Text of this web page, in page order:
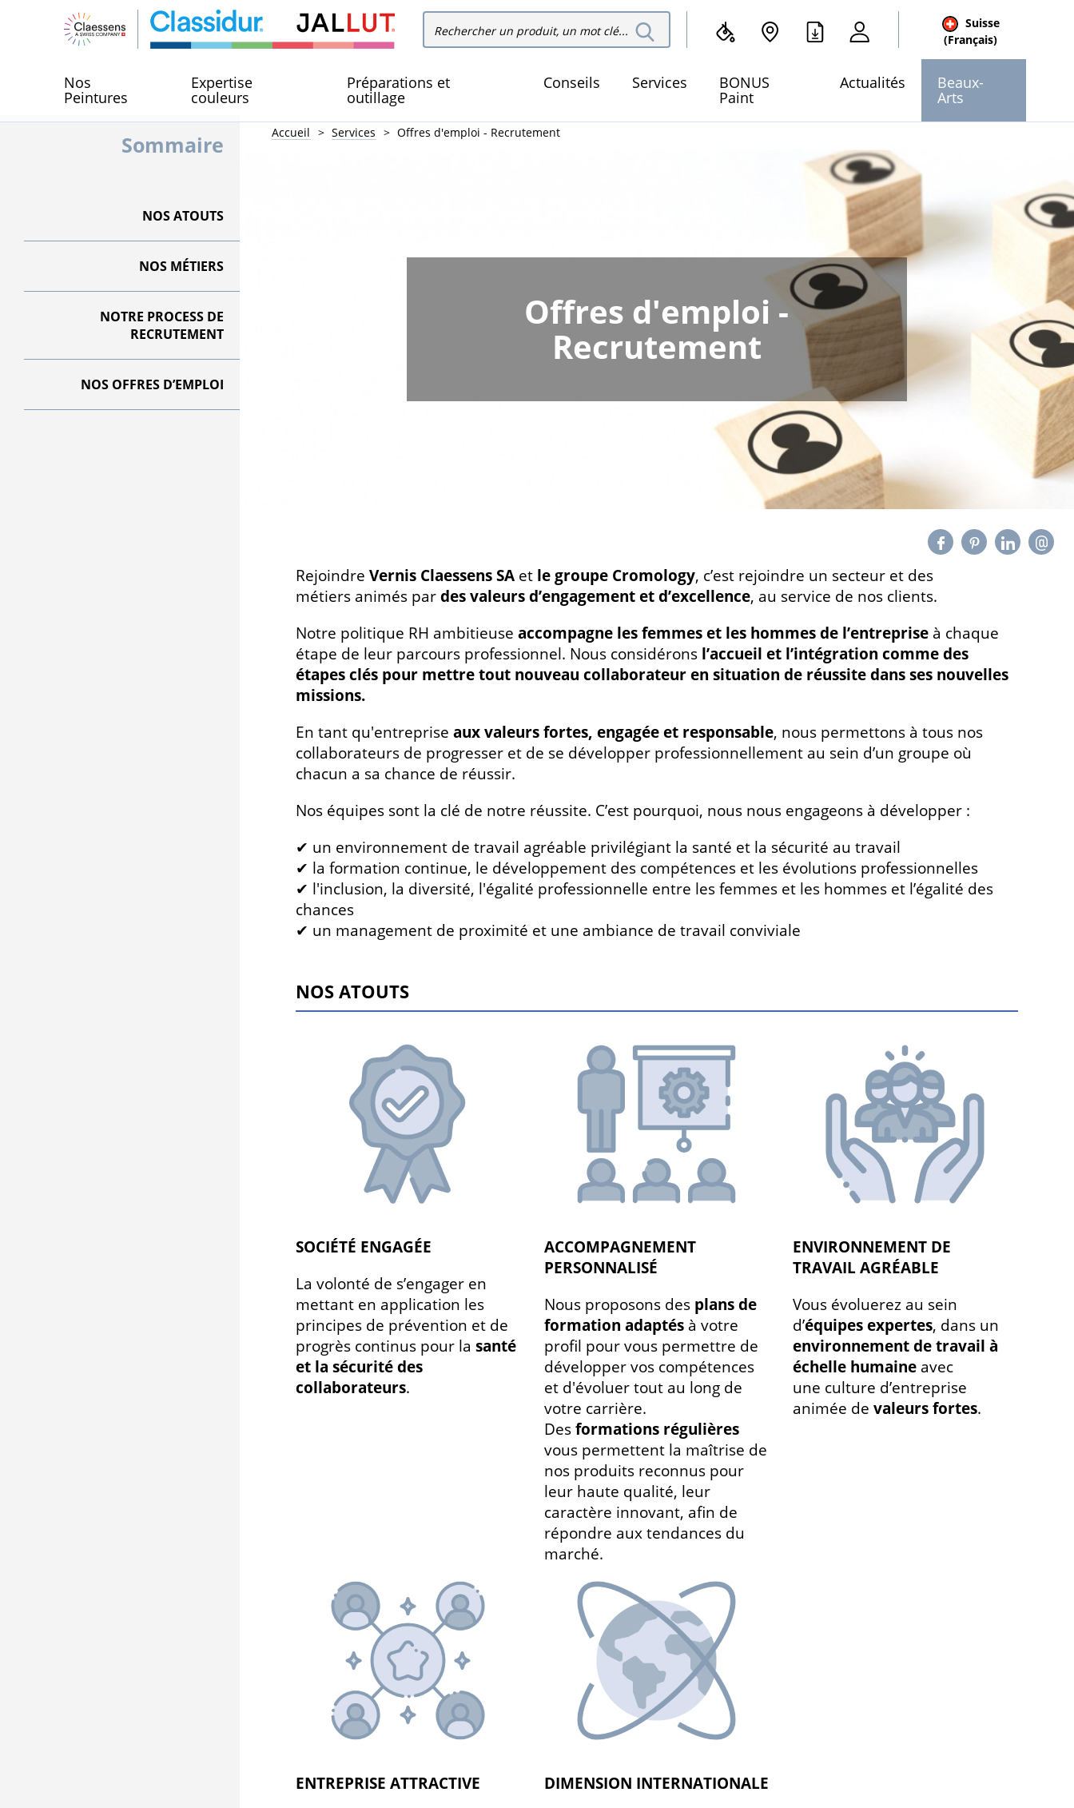
Rechercher dans le site
Rechercher
dans le site
Suisse
(Français)
Nos
Peintures
Expertise
couleurs
Préparations et
outillage
Conseils Services BONUS
Paint
Actualités Beaux-
Arts
Sommaire
NOS ATOUTS
NOS MÉTIERS
NOTRE PROCESS DE
RECRUTEMENT
NOS OFFRES D’EMPLOI
Accueil Services Offres d'emploi - Recrutement
Offres d'emploi -
Recrutement
Rejoindre Vernis Claessens SA et le groupe Cromology, c’est rejoindre un secteur et des
métiers animés pardes valeurs d’engagement et d’excellence, au service de nos clients.
Notre politique RH ambitieuse accompagne les femmes et les hommes de l’entreprise à chaque
étape de leur parcours professionnel. Nous considérons l’accueil et l’intégration comme des
étapes clés pour mettre tout nouveau collaborateur en situation de réussite dans ses nouvelles
missions.
En tant qu'entreprise aux valeurs fortes, engagée et responsable, nous permettons à tous nos
collaborateurs de progresser et de se développer professionnellement au sein d’un groupe où
chacun a sa chance de réussir.
Nos équipes sont la clé de notre réussite. C’est pourquoi, nous nous engageons à développer :
✔ un environnement de travail agréable privilégiant la santé et la sécurité au travail
✔ la formation continue, le développement des compétences et les évolutions professionnelles
✔ l'inclusion, la diversité, l'égalité professionnelle entre les femmes et les hommes et l’égalité des
chances
✔ un management de proximité et une ambiance de travail conviviale
NOS ATOUTS
SOCIÉTÉ ENGAGÉE
La volonté de s’engager en
mettant en application les
principes de prévention et de
progrès continus pour la santé
et la sécurité des
collaborateurs.
ACCOMPAGNEMENT
PERSONNALISÉ
Nous proposons des plans de
formation adaptés à votre
profil pour vous permettre de
développer vos compétences
et d'évoluer tout au long de
votre carrière.
Desformations régulières
vous permettent la maîtrise de
nos produits reconnus pour
leur haute qualité, leur
caractère innovant, afin de
répondre aux tendances du
marché.
ENVIRONNEMENT DE
TRAVAIL AGRÉABLE
Vous évoluerez au sein
d’équipes expertes, dans un
environnement de travail à
échelle humaine avec
une culture d’entreprise
animée devaleurs fortes.
ENTREPRISE ATTRACTIVE
DIMENSION INTERNATIONALE